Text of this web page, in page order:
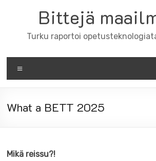
Bittejä
Turku raportoi
What a BETT 2025
Mikä reissu?!